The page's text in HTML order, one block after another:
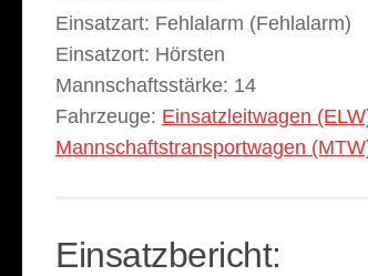
Einsatzart: Fehlalarm (Fehlalarm)
Einsatzort: Hörsten
Mannschaftsstärke: 14
Fahrzeuge: Einsatzleitwagen
Mannschaftstransportwagen
Einsatzbericht: